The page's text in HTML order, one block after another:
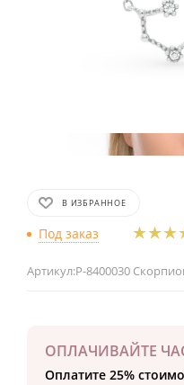
В ИЗБРАННОЕ
Под заказ
Артикул:Р-8400030
ОПЛАЧИВАЙТЕ
Оплатите 25%